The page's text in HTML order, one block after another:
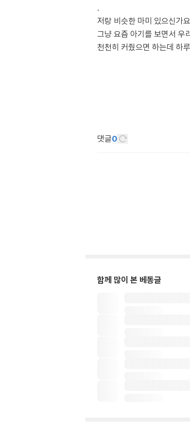
.
저랑 비슷한 마미 있으신가
그냥 요즘 아기를 보면서 우
댓글0
함께 많이 본 베동글